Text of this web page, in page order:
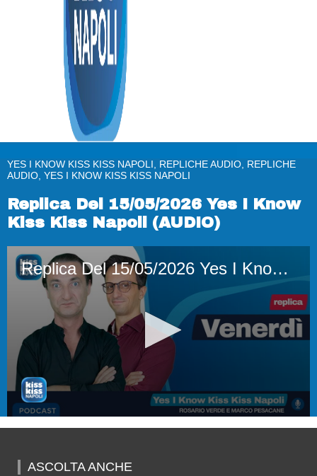
YES I KNOW KISS KISS NAPOLI, REPLICHE AUDIO, REPLICHE
AUDIO, YES I KNOW KISS KISS NAPOLI
Replica Del 15/05/2026 Yes I Know
Kiss Kiss Napoli (AUDIO)
Replica Del 15/05/2026 Yes I Know Kiss Kiss Napoli (AUDIO)
hour,ASCOLTA ANCHE